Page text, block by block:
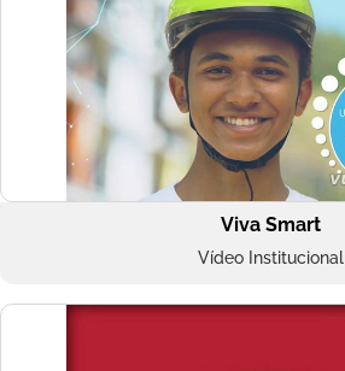
Viva Smart
Vídeo Institucional